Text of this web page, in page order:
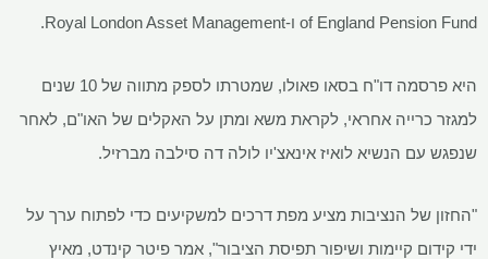
of England Pension Fund ו-Royal London Asset Management.
היא פרסמה דו"ח בסאו פאולו, שמטרתו לספק מתווה של 10 שנים
למגזר כרייה אחראי, לקראת משא ומתן על האקלים של האו"ם, לאחר
שנפגש עם הנשיא לואיז אינאצ'יו לולה דה סילבה מברזיל.
"החזון של הנציבות מציע מפת דרכים למשקיעים כדי לפתוח ערך על
ידי קידום קיימות ושיפור תפיסת הציבור", אמר פיטר קינדט, מאיץ